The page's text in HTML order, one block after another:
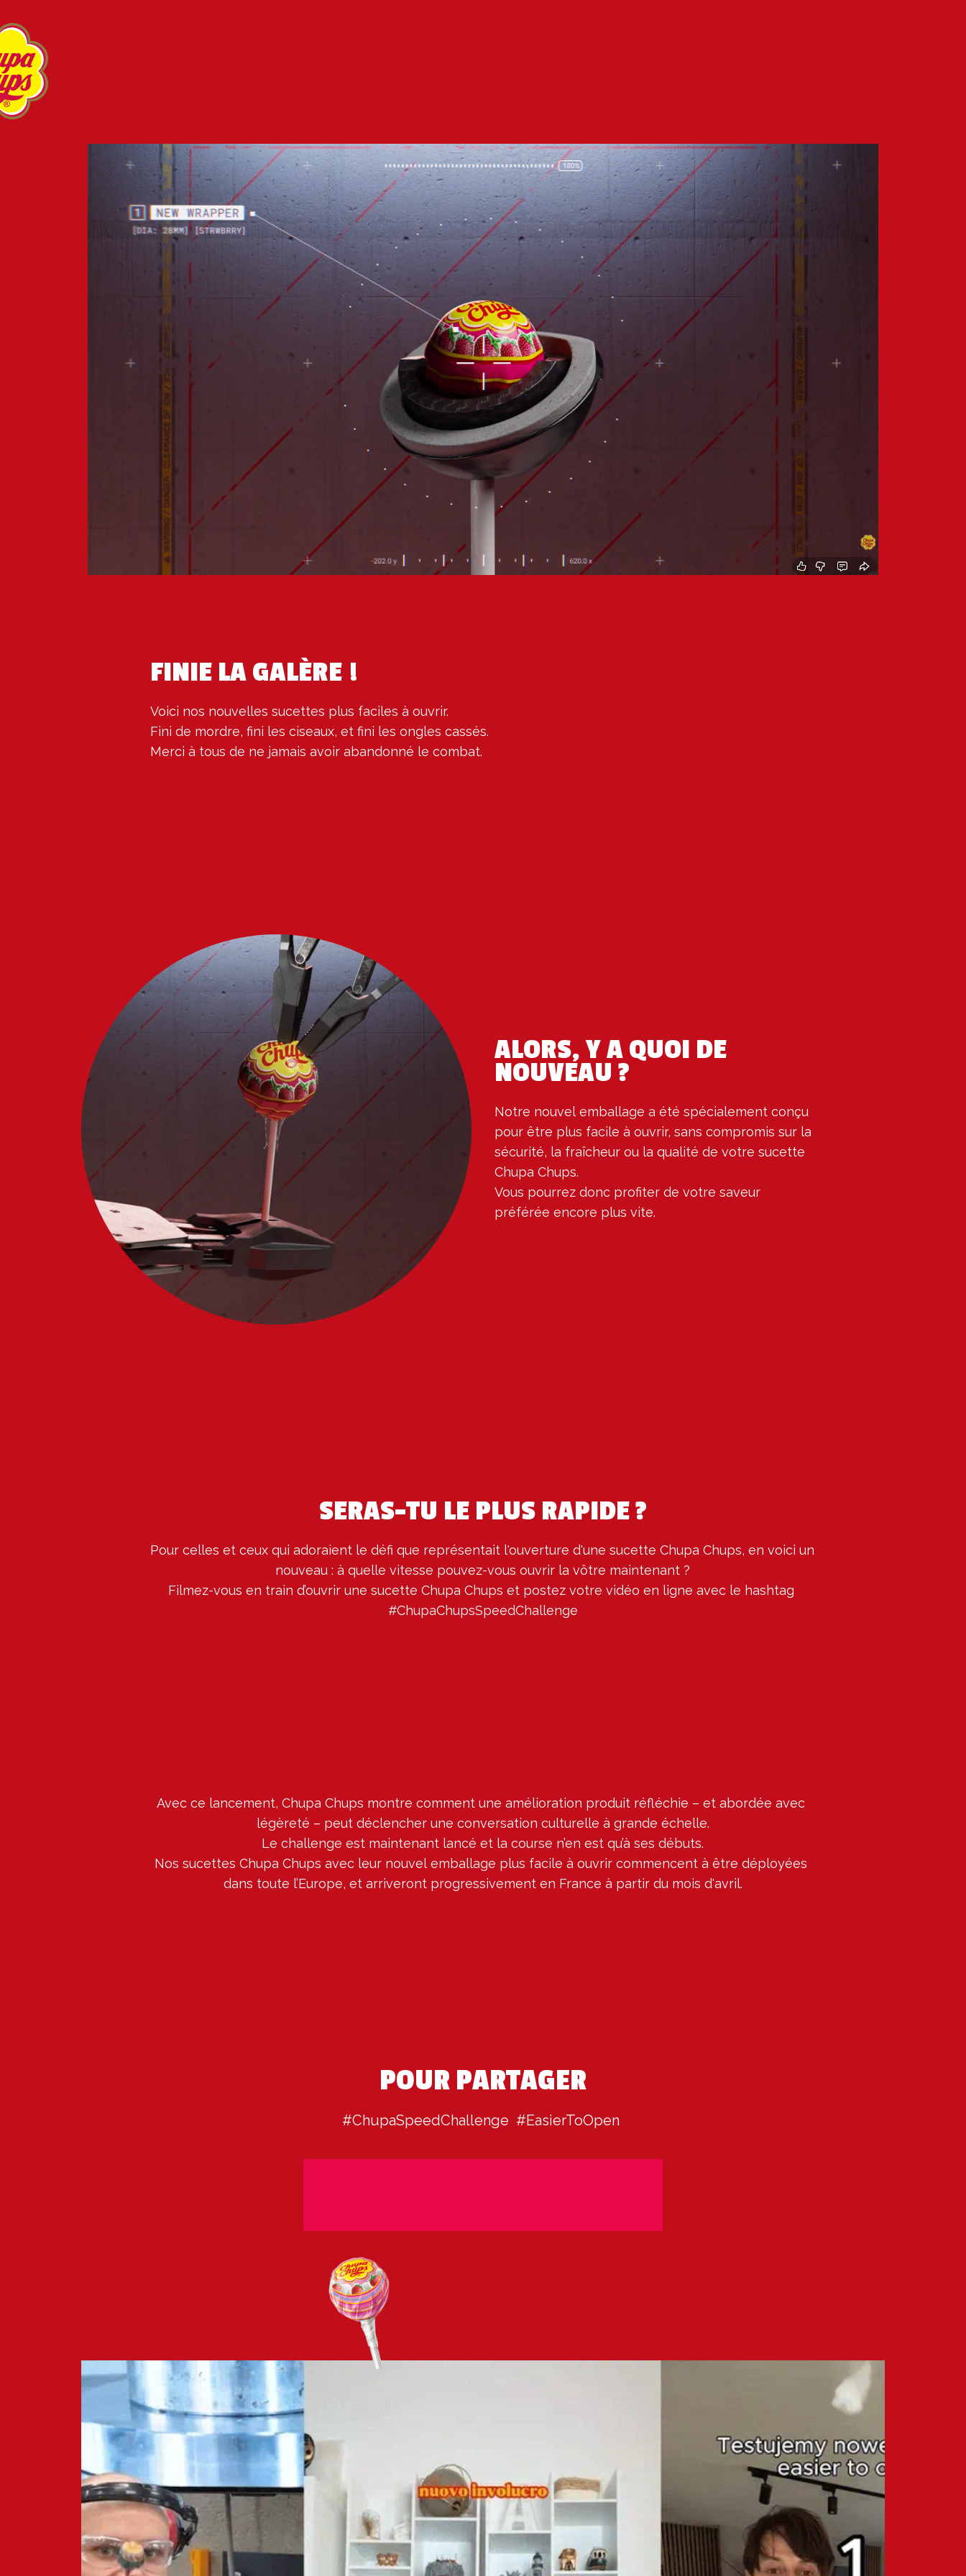
FINIE LA GALÈRE !
Voici nos nouvelles sucettes plus faciles à ouvrir.
Fini de mordre, fini les ciseaux, et fini les ongles cassés.
Merci à tous de ne jamais avoir abandonné le combat.
ALORS, Y A QUOI DE
NOUVEAU ?
Notre nouvel emballage a été spécialement conçu
pour être plus facile à ouvrir, sans compromis sur la
sécurité, la fraîcheur ou la qualité de votre sucette
Chupa Chups.
Vous pourrez donc profiter de votre saveur
préférée encore plus vite.
SERAS-TU LE PLUS RAPIDE ?
Pour celles et ceux qui adoraient le défi que représentait l'ouverture d'une sucette Chupa Chups, en voici un
nouveau : à quelle vitesse pouvez-vous ouvrir la vôtre maintenant ?
Filmez-vous en train d’ouvrir une sucette Chupa Chups et postez votre vidéo en ligne avec le hashtag
#ChupaChupsSpeedChallenge
Avec ce lancement, Chupa Chups montre comment une amélioration produit réfléchie – et abordée avec
légèreté – peut déclencher une conversation culturelle à grande échelle.
Le challenge est maintenant lancé et la course n’en est qu’à ses débuts.
Nos sucettes Chupa Chups avec leur nouvel emballage plus facile à ouvrir commencent à être déployées
dans toute l’Europe, et arriveront progressivement en France à partir du mois d'avril.
POUR PARTAGER
#ChupaSpeedChallenge  #EasierToOpen